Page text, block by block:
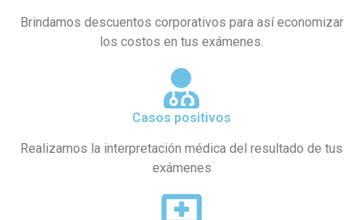
Brindamos descuentos corporativos para así economizar
los costos en tus exámenes.
Casos positivos
Realizamos la interpretación médica del resultado de tus
exámenes